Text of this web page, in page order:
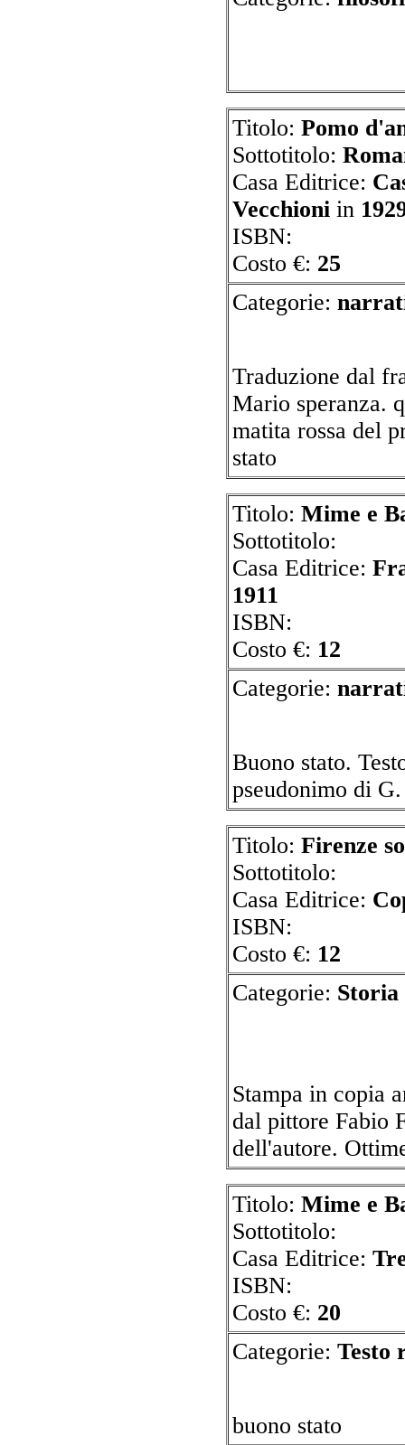
Titolo:Pomo
Sottotitolo:
Casa Editrice:
Vecchioniin
ISBN:
Costo €: 25
Categorie:
Traduzione dal
Mario speranza.
matita rossa del
stato
Titolo:Mime e
Sottotitolo:
Casa Editrice:
1911
ISBN:
Costo €: 12
Categorie:
Buono stato.
pseudonimo di
Titolo:Firenze
Sottotitolo:
Casa Editrice:
ISBN:
Costo €: 12
Categorie:
Stampa in copia
dal pittore Fabio
dell'autore.
Titolo:Mime e
Sottotitolo:
Casa Editrice:
ISBN:
Costo €: 20
Categorie:
buono stato